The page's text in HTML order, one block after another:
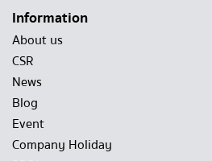
Information
About us
CSR
News
Blog
Event
Company Holiday